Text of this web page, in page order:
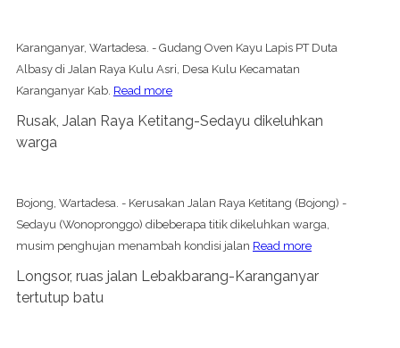
Karanganyar, Wartadesa. - Gudang Oven Kayu Lapis PT Duta
Albasy di Jalan Raya Kulu Asri, Desa Kulu Kecamatan
Karanganyar Kab. Read more
Rusak, Jalan Raya Ketitang-Sedayu dikeluhkan
warga
Bojong, Wartadesa. - Kerusakan Jalan Raya Ketitang (Bojong) -
Sedayu (Wonopronggo) dibeberapa titik dikeluhkan warga,
musim penghujan menambah kondisi jalan Read more
Longsor, ruas jalan Lebakbarang-Karanganyar
tertutup batu